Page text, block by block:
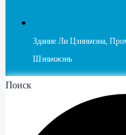
Здание Ли Цзиньчэна,
Шэньчжэнь
Поиск